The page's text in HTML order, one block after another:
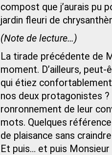
compost que j’aurais pu
jardin fleuri de
(Note de lecture…)
La tirade précédente de
moment. D’ailleurs,
qui étiez
nos deux protagonistes
ronronnement de leur
mots. Quelques
de plaisance sans
Et puis… et puis